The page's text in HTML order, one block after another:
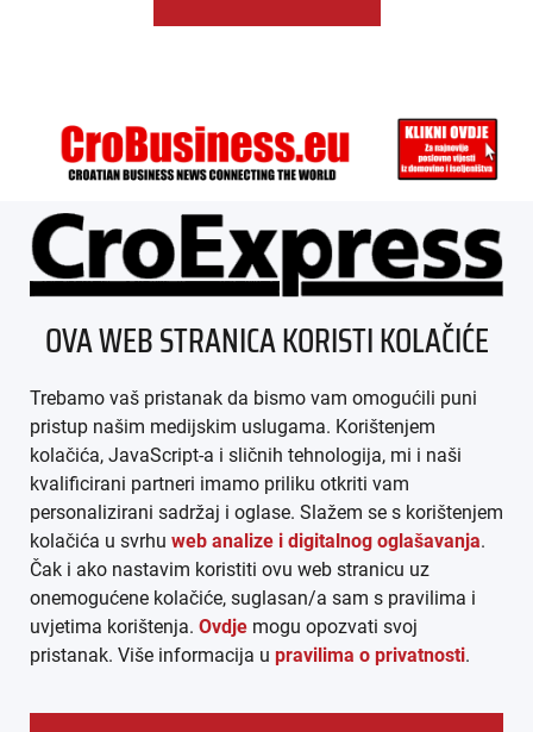
ÜBER UNS
IMPRESSUM
AGB
DATENSCHUTZ
MEDIADATEN
ARHIVA (PDF)
OVA WEB STRANICA KORISTI KOLAČIĆE
Trebamo vaš pristanak da bismo vam omogućili puni
pristup našim medijskim uslugama. Korištenjem
kolačića, JavaScript-a i sličnih tehnologija, mi i naši
kvalificirani partneri imamo priliku otkriti vam
personalizirani sadržaj i oglase. Slažem se s korištenjem
kolačića u svrhu web analize i digitalnog oglašavanja.
Čak i ako nastavim koristiti ovu web stranicu uz
onemogućene kolačiće, suglasan/a sam s pravilima i
uvjetima korištenja. Ovdje mogu opozvati svoj
pristanak. Više informacija u pravilima o privatnosti.